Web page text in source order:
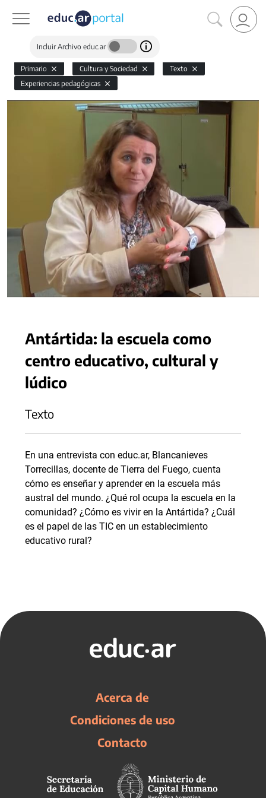
Incluir Archivo educ.ar
Primario Cultura y Sociedad
Texto
Experiencias pedagógicas
Antártida: la escuela como
centro educativo, cultural y
lúdico
Texto
En una entrevista con educ.ar, Blancanieves
Torrecillas, docente de Tierra del Fuego, cuenta
cómo es enseñar y aprender en la escuela más
austral del mundo. ¿Qué rol ocupa la escuela en la
comunidad? ¿Cómo es vivir en la Antártida? ¿Cuál
es el papel de las TIC en un establecimiento
educativo rural?
Acerca de
Condiciones de uso
Contacto